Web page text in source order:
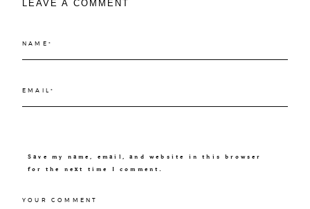
LEAVE A COMMENT
Save my name, email, and website in this browser
for the next time I comment.